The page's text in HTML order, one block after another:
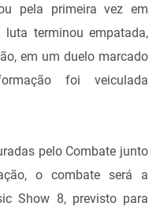
pela primeira vez em
terminou empatada,
em um duelo marcado
foi veiculada
pelo Combate junto
o combate será a
Show 8, previsto para